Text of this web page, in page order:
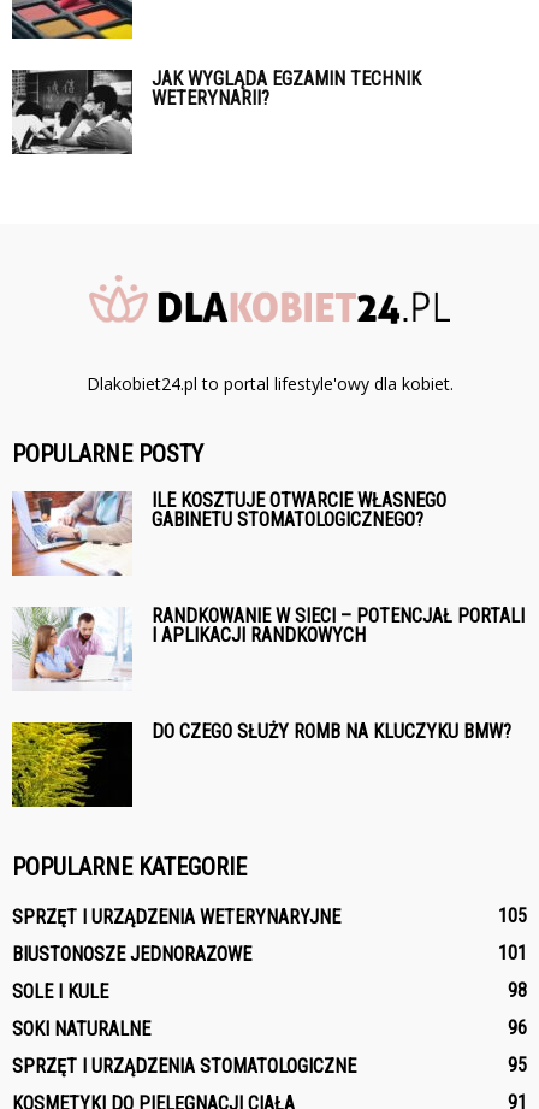
JAK WYGLĄDA EGZAMIN TECHNIK
WETERYNARII?
Dlakobiet24.pl to portal lifestyle'owy dla kobiet.
POPULARNE POSTY
ILE KOSZTUJE OTWARCIE WŁASNEGO
GABINETU STOMATOLOGICZNEGO?
RANDKOWANIE W SIECI – POTENCJAŁ PORTALI
I APLIKACJI RANDKOWYCH
DO CZEGO SŁUŻY ROMB NA KLUCZYKU BMW?
POPULARNE KATEGORIE
SPRZĘT I URZĄDZENIA WETERYNARYJNE
105
BIUSTONOSZE JEDNORAZOWE
101
SOLE I KULE
98
SOKI NATURALNE
96
SPRZĘT I URZĄDZENIA STOMATOLOGICZNE
95
KOSMETYKI DO PIELĘGNACJI CIAŁA
91